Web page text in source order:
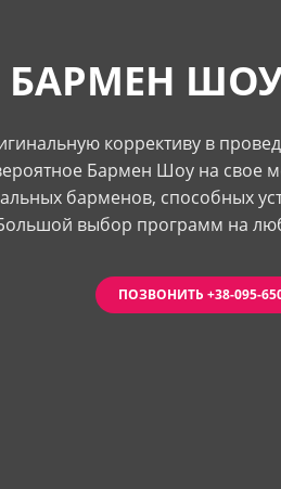
БАРМЕН
коррективу в
Бармен Шоу на свое
барменов, способных
выбор программ на
ПОЗВОНИТЬ +38-095-